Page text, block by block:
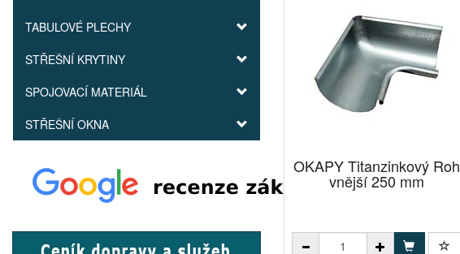
TABULOVÉ PLECHY
STŘEŠNÍ KRYTINY
SPOJOVACÍ MATERIÁL
STŘEŠNÍ OKNA
OKAPY Titanzinkový Roh
vnější 250 mm